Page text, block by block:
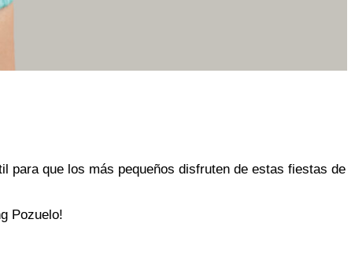
para que los más pequeños disfruten de estas fiestas de
Pozuelo!